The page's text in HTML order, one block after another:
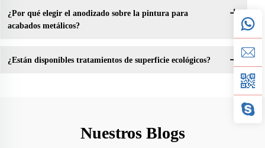
¿Por qué elegir el anodizado sobre la pintura para
acabados metálicos?
¿Están disponibles tratamientos de superficie ecológicos?
Nuestros Blogs